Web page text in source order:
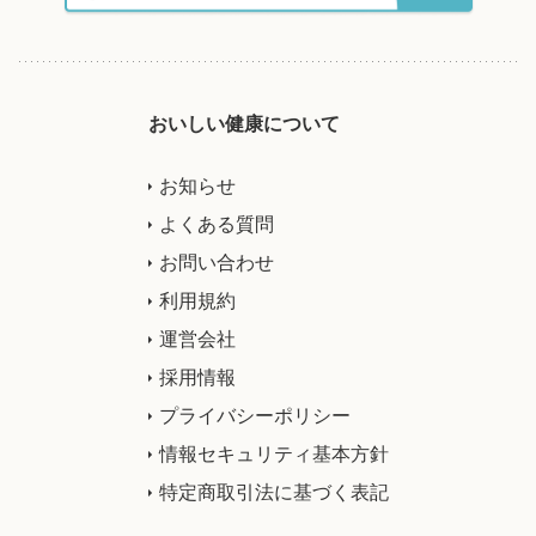
おいしい健康について
お知らせ
よくある質問
お問い合わせ
利用規約
運営会社
採用情報
プライバシーポリシー
情報セキュリティ基本方針
特定商取引法に基づく表記